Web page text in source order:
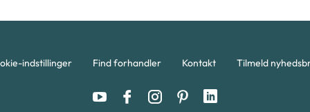
indstillinger Find forhandler Kontakt Tilmeld